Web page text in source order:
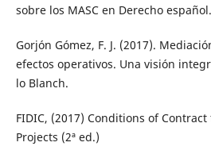
sobre los MASC en Derecho
Gorjón Gómez, F. J. (2017).
efectos operativos. Una visión
lo Blanch.
FIDIC, (2017) Conditions of Contract
Projects (2ª ed.)